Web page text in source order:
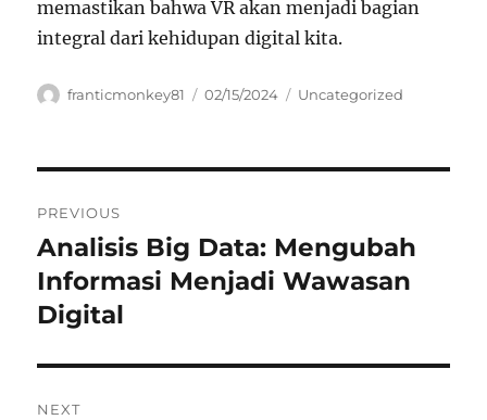
memastikan bahwa VR akan menjadi bagian
integral dari kehidupan digital kita.
Author
franticmonkey81
Posted
02/15/2024 Categories
Uncategorized
pos
PREVIOUS
Previous
post:
Analisis Big Data: Mengubah
Informasi Menjadi Wawasan
Digital
NEXT